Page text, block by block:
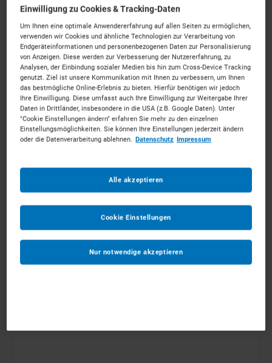
Starkes Gerät für das Siegerland.Mieten Sie die
passenden Container für Ihr Vorhaben. Unkompliziert,
zu starken Konditionen und mit persönlichem Experten-
Service.
Vermietpartner im Raum Siegen
Materialcontainer ab 85 €/Monat
Einwilligung zu Cookies & Tracking-Daten
Um Ihnen eine optimale Anwendererfahrung auf allen Seiten zu ermöglichen,
verwenden wir Cookies und ähnliche Technologien zur Verarbeitung von
Endgeräteinformationen und personenbezogenen Daten zur Personalisierung
von Anzeigen. Diese werden zur Verbesserung der Nutzererfahrung, zu
Analysen, der Einbindung sozialer Medien bis hin zum Cross-Device Tracking
genutzt. Ziel ist unsere Kommunikation mit Ihnen zu verbessern, um Ihnen
das bestmögliche Online-Erlebnis zu bieten. Hierfür benötigen wir jedoch
Ihre Einwilligung. Diese umfasst auch Ihre Einwilligung zur Weitergabe Ihrer
Daten in Drittländer, insbesondere in die USA (z.B. Google Daten). Unter
"Cookie Einstellungen ändern" erfahren Sie mehr zu den einzelnen
Einstellungsmöglichkeiten. Sie können Ihre Einstellungen jederzeit ändern
oder die Datenverarbeitung ablehnen. Datenschutz Impressum
Nur notwendige akzeptieren
Alle akzeptieren
Cookie Einstellungen